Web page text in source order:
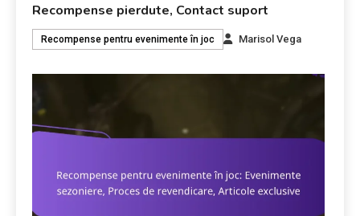
Recompense pierdute, Contact suport
Recompense pentru evenimente în joc Marisol Vega